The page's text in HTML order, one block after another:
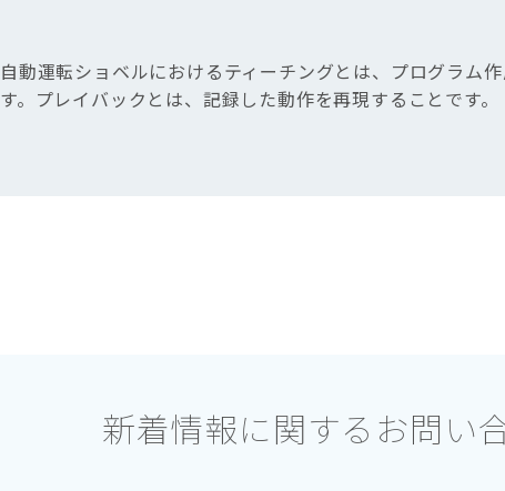
自動運転ショベルにおけるティーチングとは、プログラム
す。プレイバックとは、記録した動作を再現することです。
新着情報に関する お問い